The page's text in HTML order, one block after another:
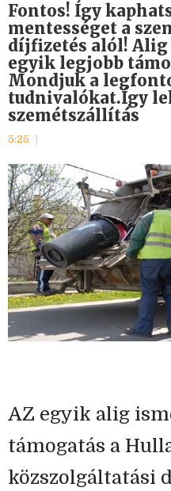
Fontos! Így
mentességet a
díjfizetés alól! Alig
egyik legjobb
Mondjuk a
tudnivalókat.Így
szemétszállítás
5:25
AZ egyik alig
támogatás a
közszolgáltatási